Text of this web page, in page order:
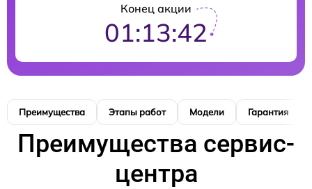
Конец акции
01:13:41
Преимущества Этапы работ Модели Гарантия
Преимущества сервис-
центра